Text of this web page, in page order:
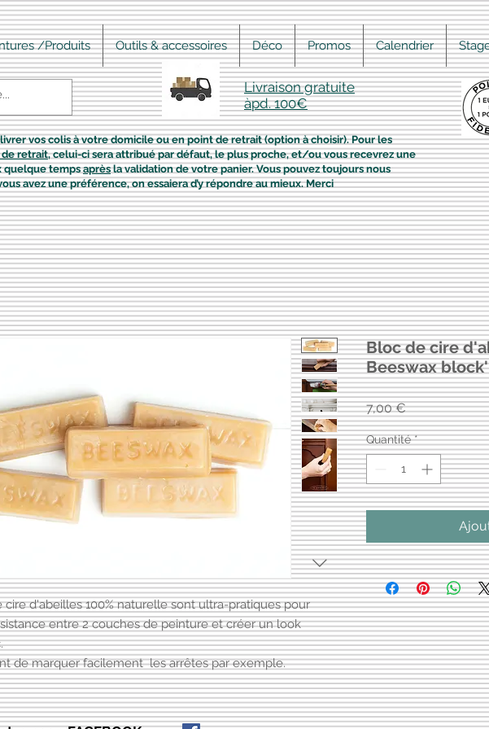
/Produits Outils & accessoires Déco Promos Calendrier
Livraison gratuite
àpd. 100€
vos colis à votre domicile ou en point de retrait (option à choisir). Pour les
retrait, celui-ci sera attribué par défaut, le plus proche, et/ou vous recevrez une
quelque tempsaprèsla validation de votre panier. Vous pouvez toujours nous
avez une préférence, on essaiera d’y répondre au mieux. Merci
cire d'abeilles 100% naturelle sont ultra-pratiques pour
entre 2 couches de peinture et créer un look
de marquer facilement les arrêtes par exemple.
Bloc de cire
Beeswax
7,00 €Prix
Quantité *